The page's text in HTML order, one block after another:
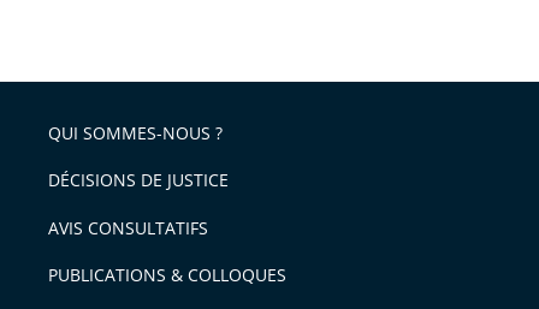
l'article
pour
avant
QUI SOMMES-NOUS ?
DÉCISIONS DE JUSTICE
AVIS CONSULTATIFS
PUBLICATIONS & COLLOQUES